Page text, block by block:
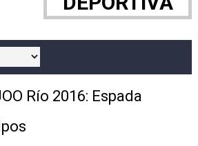
Borne y Tavion Heights ponen fin
2026 - Week 10
Regular season
Río 2016: Espada